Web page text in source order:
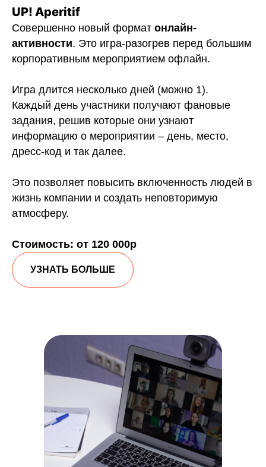
UP! Aperitif
Совершенно новый формат онлайн-
активности. Это игра-разогрев перед большим
корпоративным мероприятием офлайн.
Игра длится несколько дней (можно 1).
Каждый день участники получают фановые
задания, решив которые они узнают
информацию о мероприятии – день, место,
дресс-код и так далее.
Это позволяет повысить включенность людей в
жизнь компании и создать неповторимую
атмосферу.
Стоимость: от 120 000р
УЗНАТЬ БОЛЬШЕ